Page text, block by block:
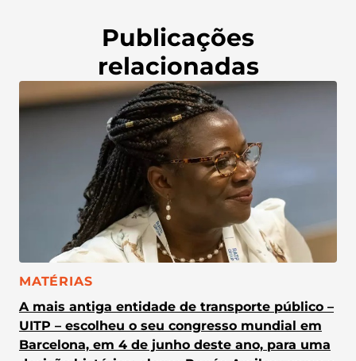
Publicações
relacionadas
CATEGORIA:
MATÉRIAS
A mais antiga entidade de transporte público –
UITP – escolheu o seu congresso mundial em
Barcelona, em 4 de junho deste ano, para uma